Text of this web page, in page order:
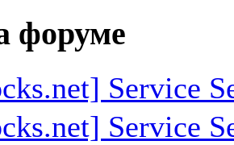
форуме
Service
Service